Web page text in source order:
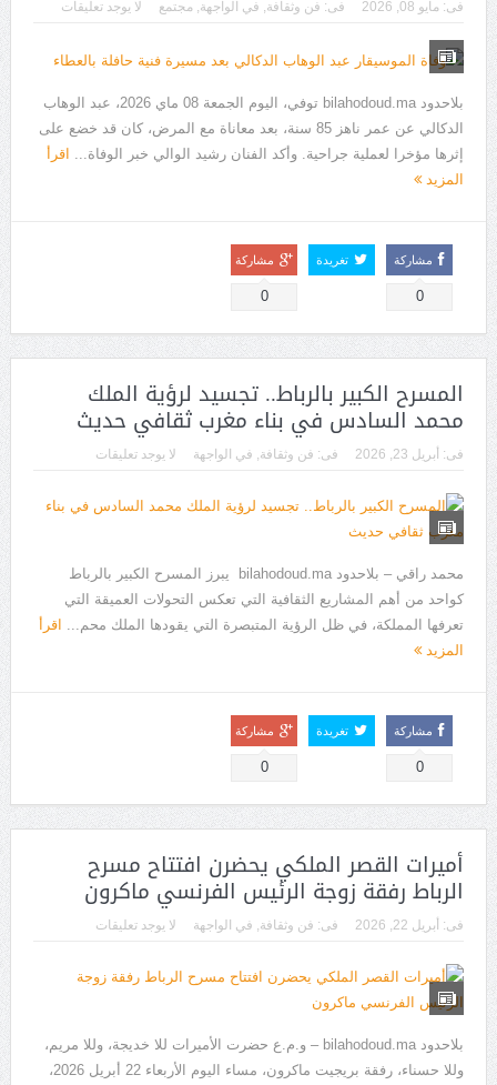
فى: مايو 08, 2026 فى: فن وثقافة, في الواجهة, مجتمع لا يوجد تعليقات
بلاحدود bilahodoud.ma توفي، اليوم الجمعة 08 ماي 2026، عبد الوهاب
الدكالي عن عمر ناهز 85 سنة، بعد معاناة مع المرض، كان قد خضع على
إثرها مؤخرا لعملية جراحية. وأكد الفنان رشيد الوالي خبر الوفاة... اقرأ
المزيد
مشاركة
0
تغريدة مشاركة
0
المسرح الكبير بالرباط.. تجسيد لرؤية الملك
محمد السادس في بناء مغرب ثقافي حديث
فى: أبريل 23, 2026 فى: فن وثقافة في الواجهة لا يوجد تعليقات
محمد راقي – بلاحدود bilahodoud.ma يبرز المسرح الكبير بالرباط
كواحد من أهم المشاريع الثقافية التي تعكس التحولات العميقة التي
تعرفها المملكة، في ظل الرؤية المتبصرة التي يقودها الملك محم... اقرأ
المزيد
مشاركة
0
تغريدة مشاركة
0
أميرات القصر الملكي يحضرن افتتاح مسرح
الرباط رفقة زوجة الرئيس الفرنسي ماكرون
فى: أبريل 22, 2026 فى: فن وثقافة في الواجهة لا يوجد تعليقات
بلاحدود bilahodoud.ma – و.م.ع حضرت الأميرات للا خديجة، وللا مريم،
وللا حسناء، رفقة بريجيت ماكرون، مساء اليوم الأربعاء 22 أبريل 2026،